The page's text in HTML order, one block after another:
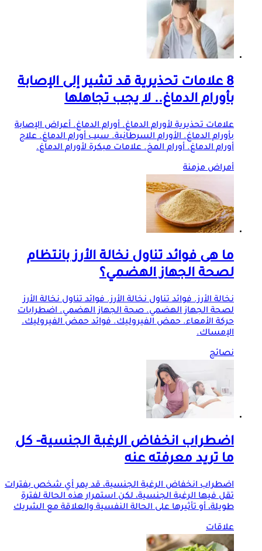
8 علامات تحذيرية قد تشير إلى الإصابة
بأورام الدماغ.. لا يجب تجاهلها
علامات تحذيرية لأورام الدماغ. أورام الدماغ. أعراض الإصابة
بأورام الدماغ. الأورام السرطانية. سبب أورام الدماغ. علاج
أورام الدماغ. أورام المخ. علامات مبكرة لأورام الدماغ.
أمراض مزمنة
ما هى فوائد تناول نخالة الأرز بانتظام
لصحة الجهاز الهضمي؟
نخالة الأرز. فوائد تناول نخالة الأرز. فوائد تناول نخالة الأرز
لصحة الجهاز الهضمي. صحة الجهاز الهضمي. اضطرابات
حركة الأمعاء. حمض الفيروليك. فوائد حمض الفيروليك.
الإمساك.
نصائح
اضطراب انخفاض الرغبة الجنسية- كل
ما تريد معرفته عنه
اضطراب انخفاض الرغبة الجنسية، قد يمر أي شخص بفترات
تقل فيها الرغبة الجنسية، لكن استمرار هذه الحالة لفترة
طويلة، أو تأثيرها على الحالة النفسية والعلاقة مع الشريك
علاقات